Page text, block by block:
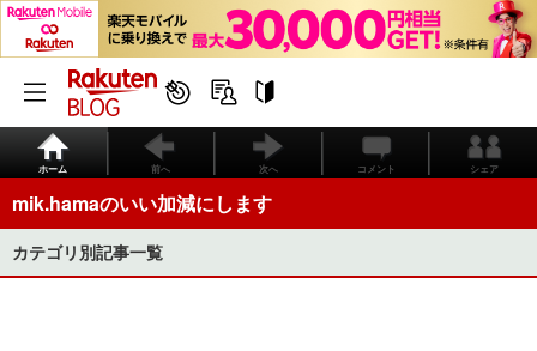
ホーム 前へ 次へ コメント シェア
mik.hamaのいい加減にします
カテゴリ別記事一覧